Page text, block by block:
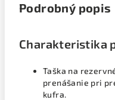
Podrobný popis
Charakteristika
Taška na
prenášanie pri
kufra.